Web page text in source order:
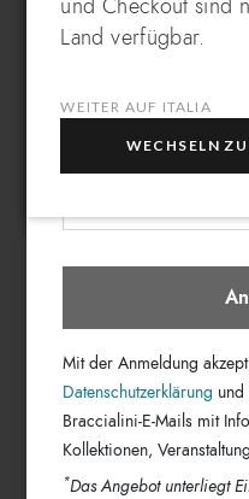
Donna Moderna
In welches Land
Melde dich für
%beim Kauf mehrerer
Ihre E-Mail
Mit der Anmeldung
Datenschutzerklärung
Braccialini-E-Mails mit
Kollektionen,
*Das Angebot unterliegt
und Checkout sind
Land verfügbar.
WEITER AUF ITALIA
WECHSELN